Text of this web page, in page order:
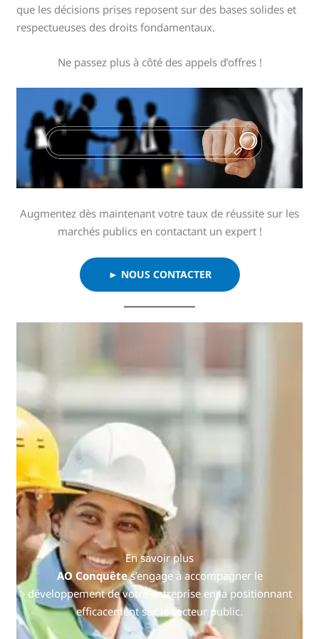
que les décisions prises reposent sur des bases solides et
respectueuses des droits fondamentaux.
Ne passez plus à côté des appels d’offres !
Augmentez dès maintenant votre taux de réussite sur les
marchés publics en contactant un expert !
► NOUS CONTACTER
En savoir plus
AO Conquêtes’engage à accompagner le
développement de votre entreprise en la positionnant
efficacement sur le secteur public.